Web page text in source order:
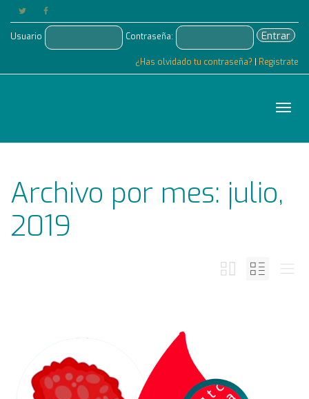
Usuario Contraseña: Entrar
¿Has olvidado tu contraseña? Registrate
Archivo por mes: julio,
2019